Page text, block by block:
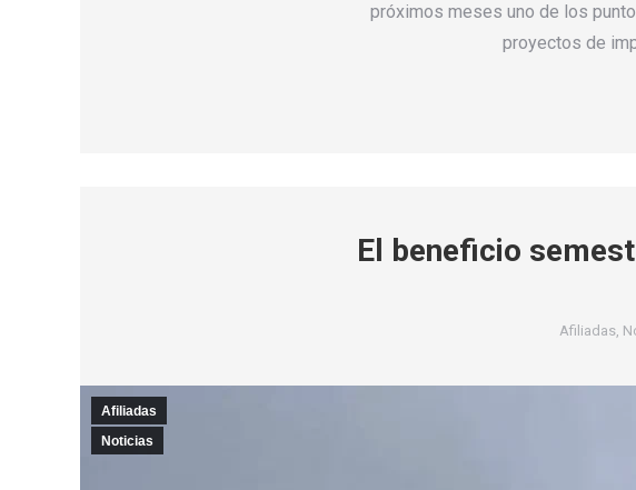
próximos meses uno de los
proyectos de
El beneficio
Afiliadas,
Afiliadas
Noticias